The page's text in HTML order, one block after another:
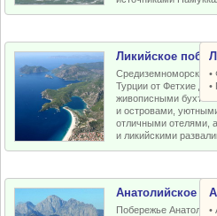
Ликийское
Средиземноморское
Турции от Фетхие до
живописными
и островами,
отличными отелями,
и ликийскими
•
•
Анатолийское
Побережье
•